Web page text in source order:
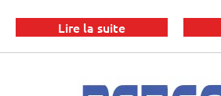
Lire la suite